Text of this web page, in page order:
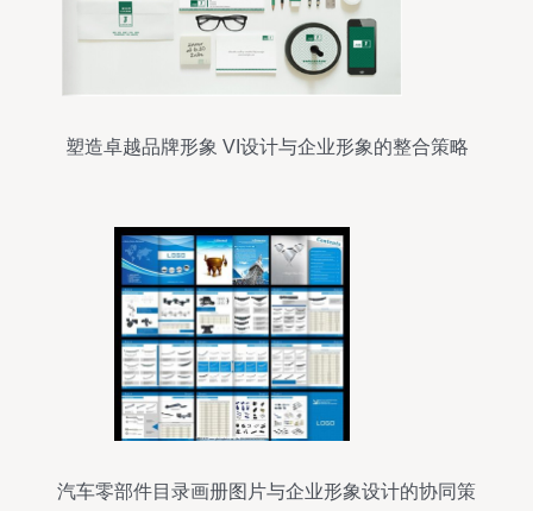
塑造卓越品牌形象 VI设计与企业形象的整合策略
汽车零部件目录画册图片与企业形象设计的协同策